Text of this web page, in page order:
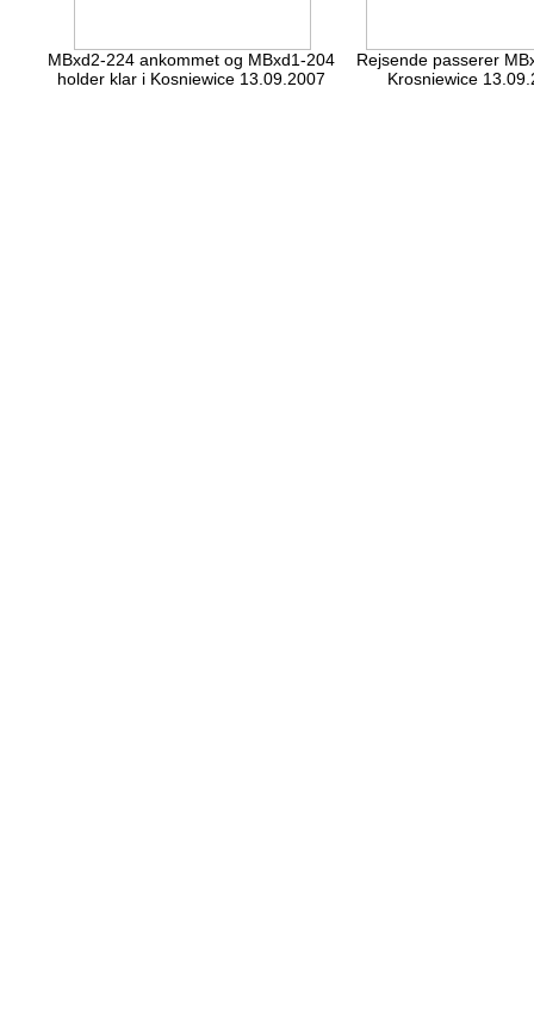
MBxd2-224 ankommet og MBxd1-204
holder klar i Kosniewice 13.09.2007
Rejsende passerer
Krosniewice